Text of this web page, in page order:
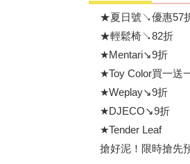
★夏日號↘優惠57
★輕鬆椅↘82折
★Mentari↘9折
★Toy Color買一送
★Weplay↘9折
★DJECO↘9折
★Tender Leaf
搶好泥！限時搶先